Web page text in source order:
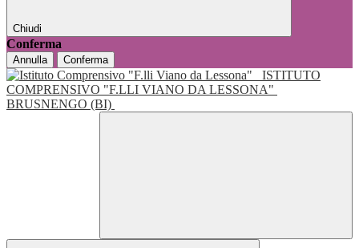
Chiudi
Conferma
Annulla Conferma
ISTITUTO
COMPRENSIVO "F.LLI VIANO DA LESSONA"
BRUSNENGO (BI)